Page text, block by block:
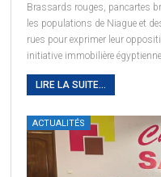
Brassards rouges, pancartes
les populations de Niague et
rues pour exprimer leur
initiative immobilière
LIRE LA SUITE...
ACTUALITÉS